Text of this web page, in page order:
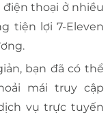
điện thoại ở nhiều
tiện lợi 7-Eleven
bạn đã có thể
mái truy cập
vụ trực tuyến